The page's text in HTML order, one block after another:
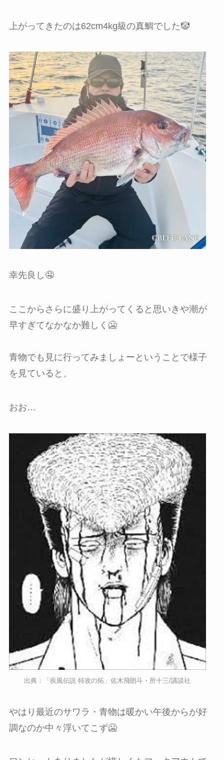
上がってきたのは62cm4kg級の真鯛でした🤡
幸先良し🤤
ここからさらに盛り上がってくると思いきや潮が
早すぎてなかなか難しく🥶
青物でも見に行ってみましょーということで様子
を見ていると、
おお…
出典：「疾風伝説 特攻の拓」佐木飛朗斗・所十三/講談社
やはり最近のサワラ・青物は暖かい午後からが好
調なのか中々浮いてこず🥶